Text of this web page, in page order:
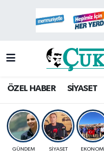
ÖZEL HABER SİYASET
GÜNDEM SİYASET EKONOMİ
Mersin Hava Durumu
Mersin Namaz
Mersin Trafik
Süper Lig Puan